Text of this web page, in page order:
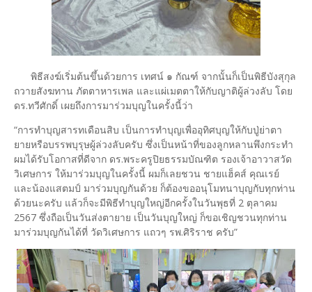
พิธีสงฆ์เริ่มต้นขึ้นด้วยการ เทศน์ ๑ กัณฑ์ จากนั้นก็เป็นพิธีบังสุกุล
ถวายสังฆทาน ภัตตาหารเพล และแผ่เมตตาให้กับญาติผู้ล่วงลับ โดย
ดร.ทวีศักดิ์ เผยถึงการมาร่วมบุญในครั้งนี้ว่า
“การทำบุญสารทเดือนสิบ เป็นการทำบุญเพื่ออุทิศบุญให้กับปู่ย่าตา
ยายหรือบรรพบุรุษผู้ล่วงลับครับ ซึ่งเป็นหน้าที่ของลูกหลานพึงกระทำ
ผมได้รับโอกาสที่ดีจาก ดร.พระครูปิยธรรมบัณฑิต รองเจ้าอาวาสวัด
วิเศษการ ให้มาร่วมบุญในครั้งนี้ ผมก็เลยชวน ชายแฮ็คส์ คุณเรย์
และน้องแสตมป์ มาร่วมบุญกันด้วย ก็ต้องขออนุโมทนาบุญกับทุกท่าน
ด้วยนะครับ แล้วก็จะมีพิธีทำบุญใหญ่อีกครั้งในวันพุธที่ 2 ตุลาคม
2567 ซึ่งถือเป็นวันส่งตายาย เป็นวันบุญใหญ่ ก็ขอเชิญชวนทุกท่าน
มาร่วมบุญกันได้ที่ วัดวิเศษการ แถวๆ รพ.ศิริราช ครับ”